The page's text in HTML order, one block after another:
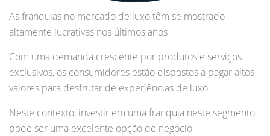
As franquias no mercado de luxo têm se mostrado
altamente lucrativas nos últimos anos
Com uma demanda crescente por produtos e serviços
exclusivos, os consumidores estão dispostos a pagar altos
valores para desfrutar de experiências de luxo
Neste contexto, investir em uma franquia neste segmento
pode ser uma excelente opção de negócio